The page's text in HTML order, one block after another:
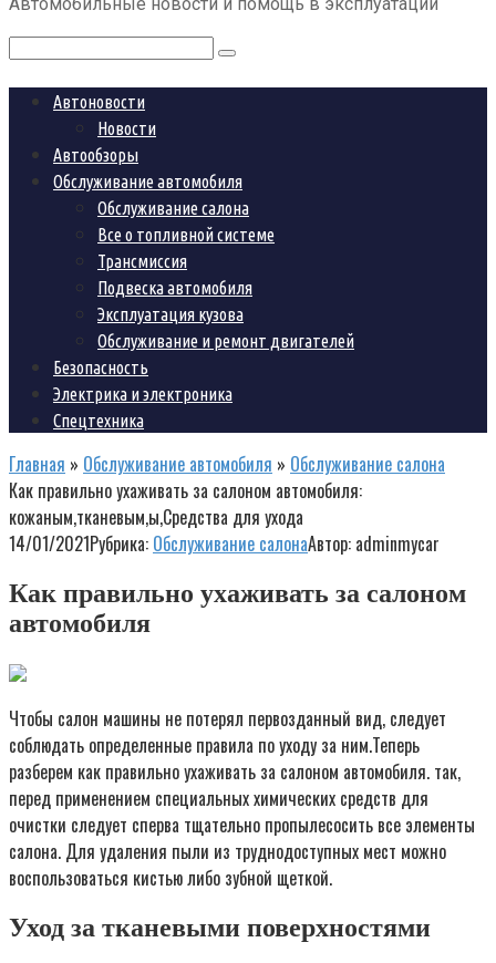
Поиск:
Автоновости
Новости
Автообзоры
Обслуживание автомобиля
Обслуживание салона
Все о топливной системе
Трансмиссия
Подвеска автомобиля
Эксплуатация кузова
Обслуживание и ремонт двигателей
Безопасность
Электрика и электроника
Спецтехника
Главная » Обслуживание автомобиля » Обслуживание салона
Как правильно ухаживать за салоном автомобиля:
кожаным,тканевым,ы,Средства для ухода
14/01/2021Рубрика: Обслуживание салонаАвтор: adminmycar
Как правильно ухаживать за салоном
автомобиля
Чтобы салон машины не потерял первозданный вид, следует
соблюдать определенные правила по уходу за ним.Теперь
разберем как правильно ухаживать за салоном автомобиля. так,
перед применением специальных химических средств для
очистки следует сперва тщательно пропылесосить все элементы
салона. Для удаления пыли из труднодоступных мест можно
воспользоваться кистью либо зубной щеткой.
Уход за тканевыми поверхностями